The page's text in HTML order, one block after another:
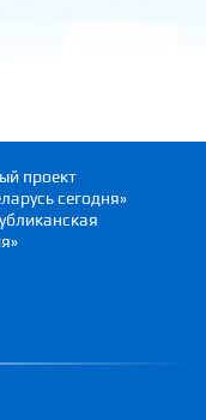
проект
сегодня»